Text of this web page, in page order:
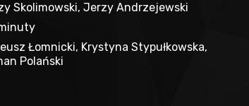
Skolimowski, Jerzy Andrzejewski
Łomnicki, Krystyna Stypułkowska,
Polański